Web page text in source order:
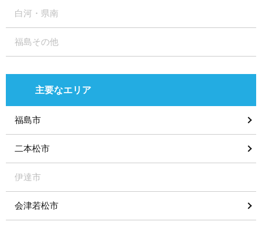
白河・県南
福島その他
主要なエリア
福島市
二本松市
伊達市
会津若松市